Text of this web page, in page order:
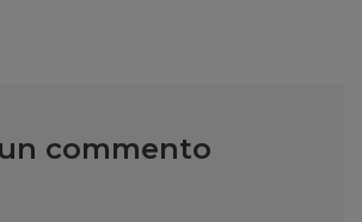
commento